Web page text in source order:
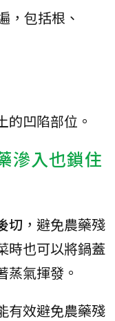
，包括根、
的凹陷部位。
滲入也鎖住
切 ，避免農藥殘
時也可以將鍋蓋
蒸氣揮發。
有效避免農藥殘